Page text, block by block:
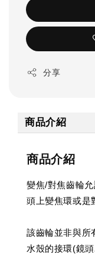
分享
商品介紹
商品介紹
變焦/對焦齒輪
頭上變焦環或是
該齒輪並非與所
水殼的接環(鏡